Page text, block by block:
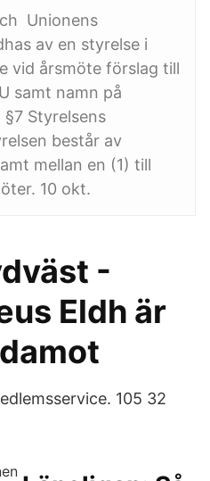
Unionens
av en styrelse i
vid årsmöte förslag till
samt namn på
Styrelsens
består av
mellan en (1) till
10 okt.
-
Eldh är
105 32